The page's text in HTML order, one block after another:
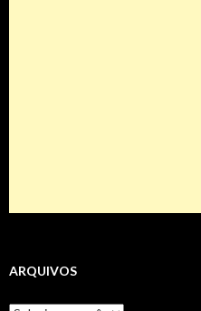
ARQUIVOS